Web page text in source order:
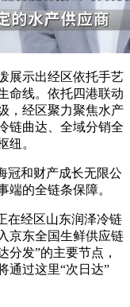
示出经区依托手艺
命线。依托四港联动
，经区聚力聚焦水产
链曲达、全域分销全
纽。
和财产成长无限公
端的全链条保障。
经区山东润泽冷链
京东全国生鲜供应链
分发”的主要节点，
通过这里“次日达”